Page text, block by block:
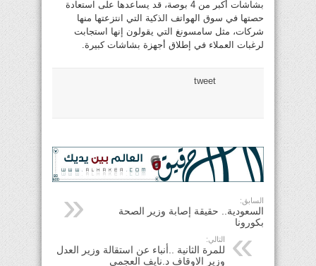
بشاشات أكبر من 4 بوصة، قد يساعدها على استعادة
حصتها في سوق الهواتف الذكية التي انتزعتها منها
شركات، مثل سامسونغ التي يقولون إنها استجابت
لرغبات العملاء في إطلاق أجهزة بشاشات كبيرة.
tweet
السابق:
السعودية.. حقيقة إصابة وزير الصحة
بكورونا
التالي:
للمرة الثانية ..أنباء عن استقالة وزير العدل
وزير الاوقاف د.نايف العجمي